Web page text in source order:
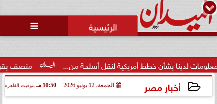

منصف بقرار يلتحق بشأن خطط أمريكية لنقل أسلحة من...
أخبار مصر الجمعة، 12 يونيو 2026 10:50 مـ بتوقيت القاهرة